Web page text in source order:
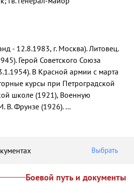
- 12.8.1983, г. Москва). Литовец.
Герой Советского Союза
В Красной армии с марта
курсы при Петроградской
школе (1921), Военную
В. Фрунзе (1926). ...
Выбрать
Боевой путь и документы